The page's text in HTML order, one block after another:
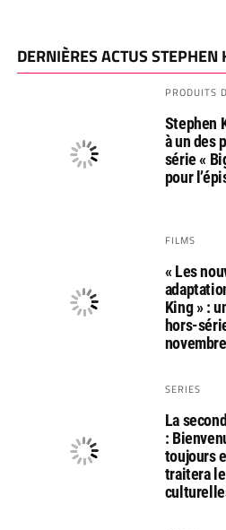
DERNIÈRES ACTUS STEPHEN
PRODUITS
Stephen
à un des
série «
pour
FILMS
« Les
King » :
hors-
novembre
SERIES
La
:
toujours
traitera